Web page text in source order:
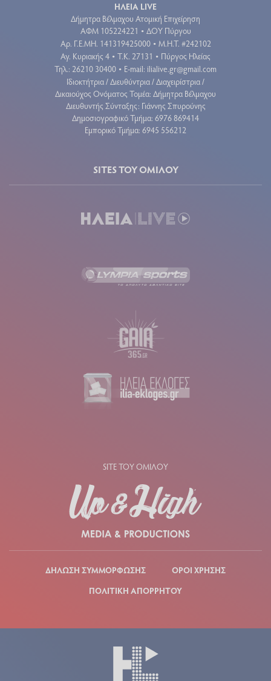
ΗΛΕΙΑ LIVE
Δήμητρα Βέλμαχου Ατομική Επιχείρηση
ΑΦΜ 105224221 • ΔΟΥ Πύργου
Aρ. Γ.Ε.ΜΗ. 141319425000 • Μ.Η.Τ. #242102
Αγ. Κυριακής 4 • Τ.Κ. 27131 • Πύργος Ηλείας
Τηλ.: 26210 30400 • E-mail: ilialive.gr@gmail.com
Ιδιοκτήτρια / Διευθύντρια / Διαχειρίστρια /
Δικαιούχος Ονόματος Τομέα: Δήμητρα Βέλμαχου
Διευθυντής Σύνταξης: Γιάννης Σπυρούνης
Δημοσιογραφικό Τμήμα: 6976 869414
Εμπορικό Τμήμα: 6945 556212
SITES ΤΟΥ ΟΜΙΛΟΥ
SITE ΤΟΥ ΟΜΙΛΟΥ
ΔΗΛΩΣΗ ΣΥΜΜΟΡΦΩΣΗΣ
ΟΡΟΙ ΧΡΗΣΗΣ
ΠΟΛΙΤΙΚΗ ΑΠΟΡΡΗΤΟΥ